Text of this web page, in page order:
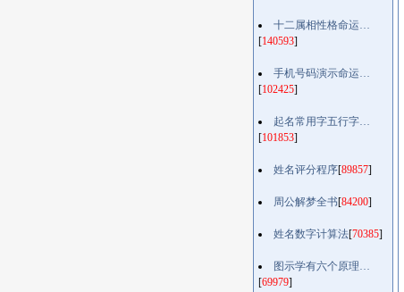
十二属相性格命运…
[140593]
手机号码演示命运…
[102425]
起名常用字五行字…
[101853]
姓名评分程序[89857]
周公解梦全书[84200]
姓名数字计算法[70385]
图示学有六个原理…
[69979]